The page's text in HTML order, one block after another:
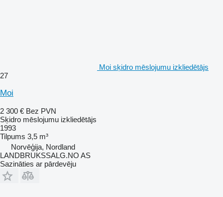
Moi sķidro mēslojumu izkliedētājs
27
Moi
2 300 € Bez PVN
Sķidro mēslojumu izkliedētājs
1993
Tilpums 3,5 m³
Norvēģija, Nordland
LANDBRUKSSALG.NO AS
Sazināties ar pārdevēju